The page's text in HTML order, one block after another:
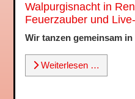
Walpurgisnacht in
Feuerzauber und
Wir tanzen gemeinsam in
Weiterlesen …